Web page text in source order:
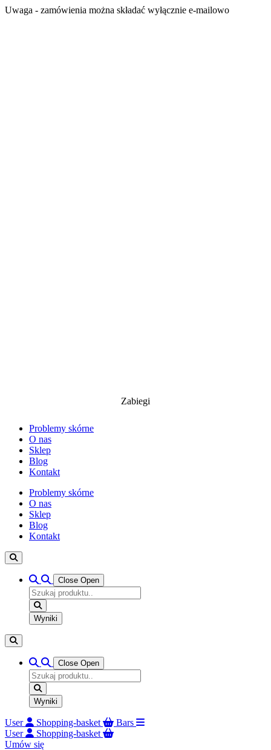
Przejdź
Uwaga - zamówienia można składać wyłącznie e-mailowo
Zabiegi
Problemy skórne
O nas
Sklep
Blog
Kontakt
Problemy skórne
O nas
Sklep
Blog
Kontakt
Close Open
Search
...
Wyniki
Close Open
Search
...
Wyniki
User Shopping-basket
Bars
User
Shopping-basket
Umów się